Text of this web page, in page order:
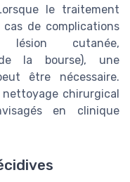
le traitement
de complications
lésion cutanée,
la bourse), une
être nécessaire.
nettoyage chirurgical
en clinique